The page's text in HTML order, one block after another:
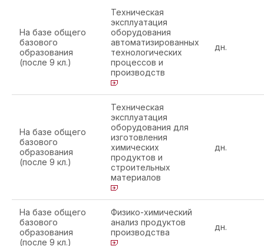
На базе общего
базового
образования
(после 9 кл.)
Техническая
эксплуатация
оборудования
автоматизированных
технологических
процессов и
производств
дн.
На базе общего
базового
образования
(после 9 кл.)
Техническая
эксплуатация
оборудования для
изготовления
химических
продуктов и
строительных
материалов
дн.
На базе общего
базового
образования
(после 9 кл.)
Физико-химический
анализ продуктов
производства
дн.